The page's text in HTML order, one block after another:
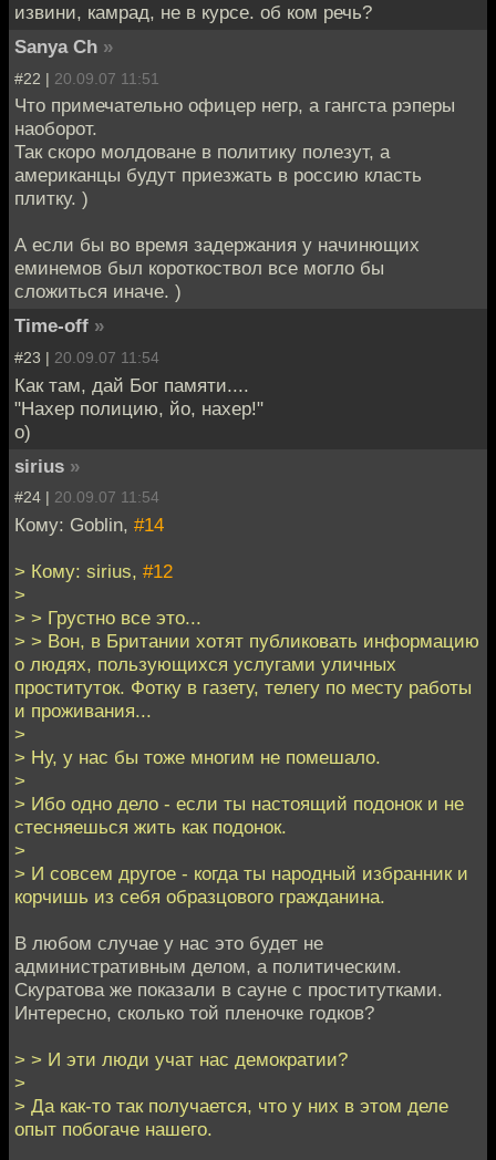
извини, камрад, не в курсе. об ком речь?
Sanya Ch »
#22 | 20.09.07 11:51
Что примечательно офицер негр, а гангста рэперы
наоборот.
Так скоро молдоване в политику полезут, а
американцы будут приезжать в россию класть
плитку. )
А если бы во время задержания у начинющих
еминемов был короткоствол все могло бы
сложиться иначе. )
Time-off »
#23 | 20.09.07 11:54
Как там, дай Бог памяти....
"Нахер полицию, йо, нахер!"
о)
sirius »
#24 | 20.09.07 11:54
Кому: Goblin, #14
> Кому: sirius, #12
>
> > Грустно все это...
> > Вон, в Британии хотят публиковать информацию
о людях, пользующихся услугами уличных
проституток. Фотку в газету, телегу по месту работы
и проживания...
>
> Ну, у нас бы тоже многим не помешало.
>
> Ибо одно дело - если ты настоящий подонок и не
стесняешься жить как подонок.
>
> И совсем другое - когда ты народный избранник и
корчишь из себя образцового гражданина.
В любом случае у нас это будет не
административным делом, а политическим.
Скуратова же показали в сауне с проститутками.
Интересно, сколько той пленочке годков?
> > И эти люди учат нас демократии?
>
> Да как-то так получается, что у них в этом деле
опыт побогаче нашего.